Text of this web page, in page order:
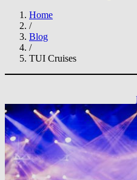
Home
/
Blog
/
TUI Cruises